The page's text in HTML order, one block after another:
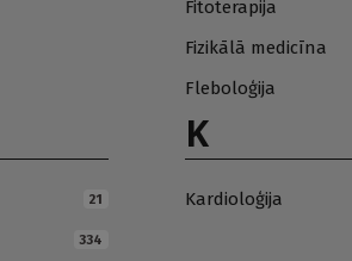
Fitoterapija
Fizikālā medicīna
Fleboloģija
21
334
K
Kardioloģija